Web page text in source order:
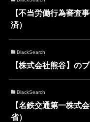
【不当労働行為審査
済）
BlackSearch
【株式会社熊谷】の
BlackSearch
【名鉄交通第一株式
省）